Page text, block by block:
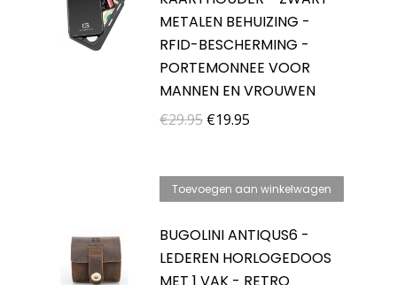
METALEN BEHUIZING -
RFID-BESCHERMING -
PORTEMONNEE VOOR
MANNEN EN VROUWEN
€29.95 Oorspronkelijke
€29.95.
€19.95
€19.95.
Toevoegen aan winkelwagen
BUGOLINI ANTIQUS6 -
LEDEREN HORLOGEDOOS